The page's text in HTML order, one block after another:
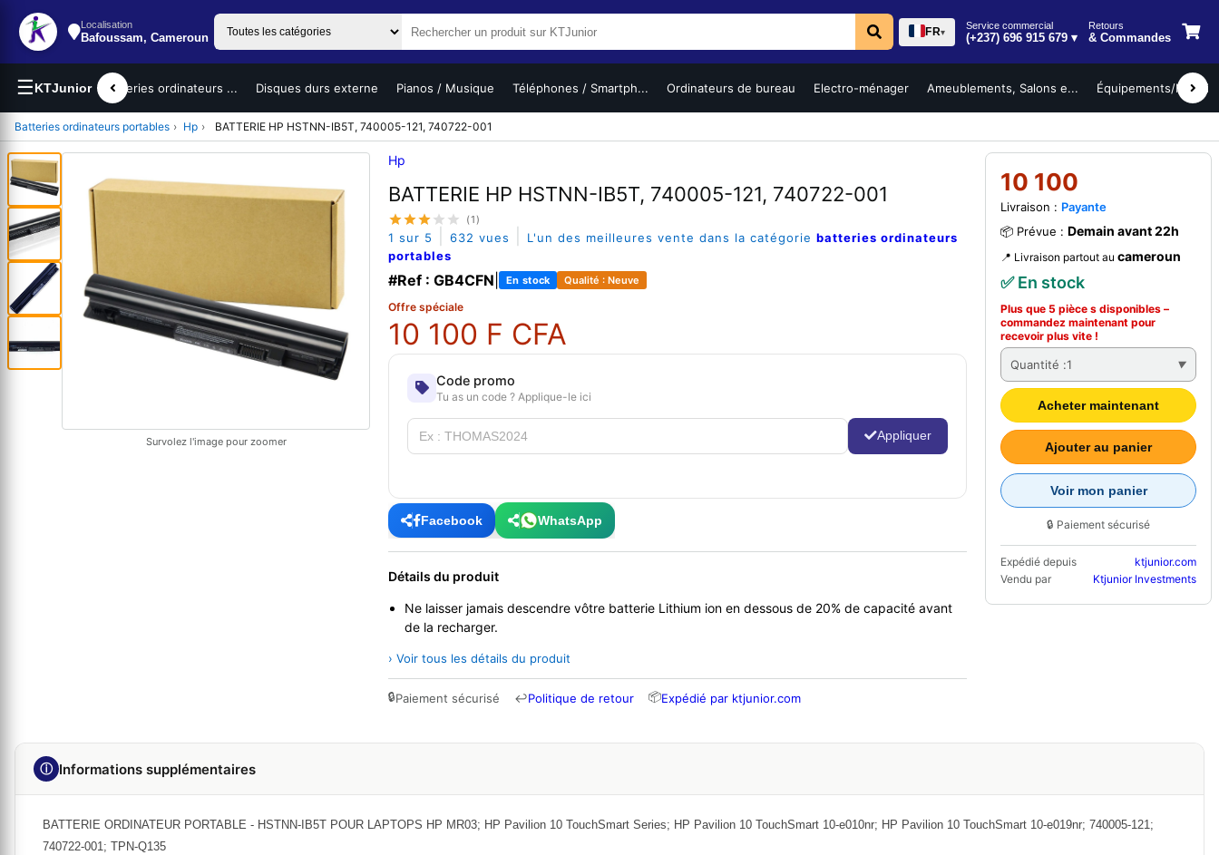
Localisation
Bafoussam, Cameroun FR▾
Service commercial
(+237) 696 915 679 ▾
Retours
& Commandes
☰KTJunior
portables Batteries ordinateurs ... Disques durs externe Pianos / Musique Téléphones / Smartph... Ordinateurs de bureau Electro-ménager Ameublements, Salons e... Équipements/
Batteries ordinateurs portables › Hp › BATTERIE HP HSTNN-IB5T, 740005-121, 740722-001
Survolez l'image pour zoomer
Hp
BATTERIE HP HSTNN-IB5T, 740005-121, 740722-001
(1)
1 sur 5 632 vues L'un des meilleures vente dans la catégorie batteries ordinateurs
portables
#Ref : GB4CFN En stock Qualité : Neuve
Offre spéciale
10 100 F CFA
Code promo
Tu as un code ? Applique-le ici
Appliquer
Facebook WhatsApp
Détails du produit
Ne laisser jamais descendre vôtre batterie Lithium ion en dessous de 20% de capacité avant
de la recharger.
› Voir tous les détails du produit
🔒Paiement sécurisé ↩Politique de retour 📦Expédié par ktjunior.com
10 100
Livraison : Payante
📦 Prévue : Demain avant 22h
📍 Livraison partout au cameroun
✅ En stock
Plus que 5 pièce s disponibles –
commandez maintenant pour
recevoir plus vite !
Quantité :1
Acheter maintenant
Ajouter au panier
Voir mon panier
🔒 Paiement sécurisé
Expédié depuis
ktjunior.com
Vendu par
Ktjunior Investments
ⓘ Informations supplémentaires
BATTERIE ORDINATEUR PORTABLE - HSTNN-IB5T POUR LAPTOPS HP MR03; HP Pavilion 10 TouchSmart Series; HP Pavilion 10 TouchSmart 10-e010nr; HP Pavilion 10 TouchSmart 10-e019nr; 740005-121;
740722-001; TPN-Q135